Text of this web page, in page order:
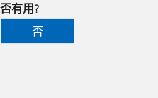
有用?
否